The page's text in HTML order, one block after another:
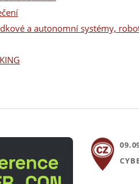
a autonomní systémy,